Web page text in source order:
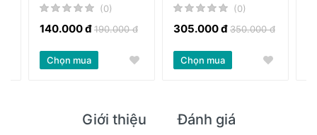
(0)
140.000 đ190.000 đ
Chọn mua
(0)
305.000 đ350.000 đ
Chọn mua
Giới thiệu Đánh giá